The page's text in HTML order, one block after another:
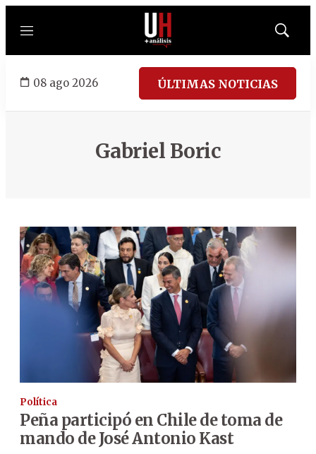
Menú
Mostrar
08 ago 2026 ÚLTIMAS NOTICIAS
Gabriel Boric
Política
Peña participó en Chile de toma de
mando de José Antonio Kast